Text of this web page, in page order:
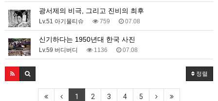
광서제의 비극, 그리고 진비의 최후
Lv.51 아기물티슈 759 07.08
신기하다는 1950년대 한국 사진
Lv.59 버디버디 1136 07.08
정렬
1 2 3 4 5